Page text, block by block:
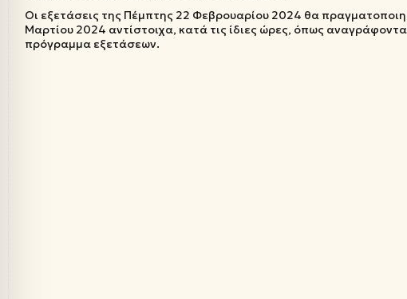
Οι εξετάσεις της Πέμπτης 22 Φεβρουαρίου 2024 θα
Μαρτίου 2024 αντίστοιχα, κατά τις ίδιες ώρες, όπως
πρόγραμμα εξετάσεων.